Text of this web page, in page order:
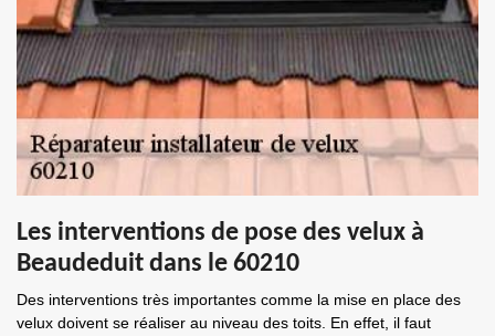
Les interventions de pose des velux à
Beaudeduit dans le 60210
Des interventions très importantes comme la mise en place des
velux doivent se réaliser au niveau des toits. En effet, il faut